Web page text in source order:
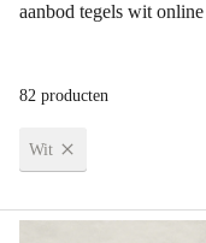
aanbod tegels wit
82 producten
Wit